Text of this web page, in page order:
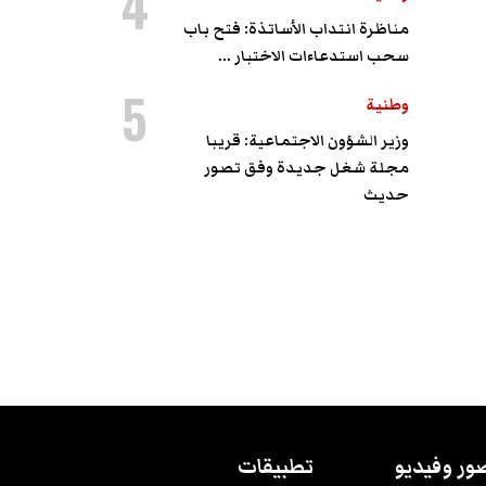
مناظرة انتداب الأساتذة: فتح باب
سحب استدعاءات الاختبار ...
وطنية
وزير الشؤون الاجتماعية: قريبا
مجلة شغل جديدة وفق تصور
حديث
5
وفيديو تطبيقات